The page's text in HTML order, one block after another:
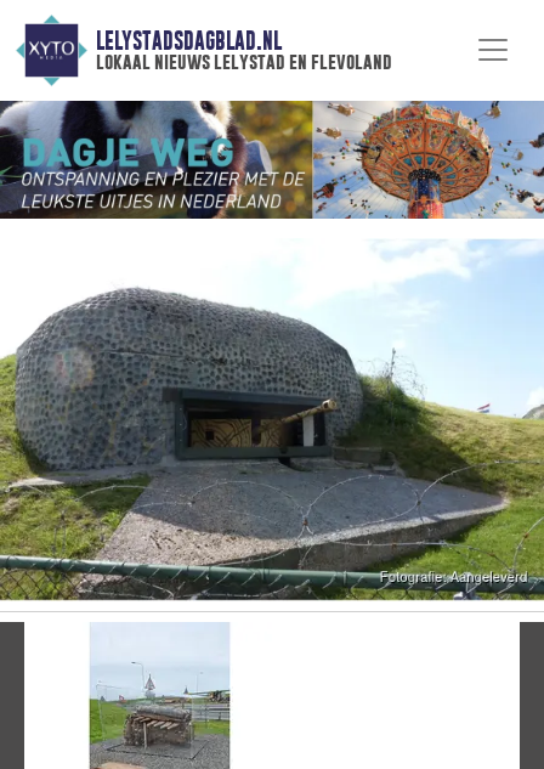
LELYSTADSDAGBLAD.NL
lokaal nieuws lelystad en flevoland